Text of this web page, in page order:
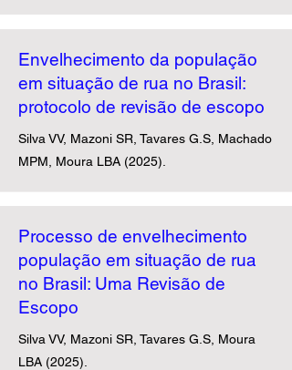
Envelhecimento da população
em situação de rua no Brasil:
protocolo de revisão de escopo
Silva VV, Mazoni SR, Tavares G.S, Machado
MPM, Moura LBA (2025).
​Processo de envelhecimento
população em situação de rua
no Brasil: Uma Revisão de
Escopo
Silva VV, Mazoni SR, Tavares G.S, Moura
LBA (2025).